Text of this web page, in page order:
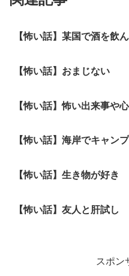
【怖い話】某国で酒を飲
【怖い話】おまじない
【怖い話】怖い出来事や
【怖い話】海岸でキャンプ
【怖い話】生き物が好き
【怖い話】友人と肝試し
スポン